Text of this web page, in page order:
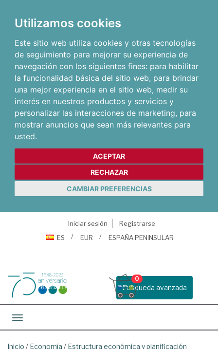
Utilizamos cookies
Este sitio web utiliza cookies y otras tecnologías
de seguimiento para mejorar su experiencia de
navegación con los siguientes fines: para habilitar
la funcionalidad básica del sitio web, para brindar
una mejor experiencia en el sitio web, medir su
interés en nuestros productos y servicios y
personalizar las interacciones de marketing, para
mostrar anuncios que sean más relevantes para
usted.
ACEPTAR
RECHAZAR
CAMBIAR PREFERENCIAS
Iniciar sesión
Registrarse
ES
EUR ESPAÑA PENINSULAR
Busqueda avanzada
0
Toggle navigation
Inicio / Economía / Estructura económica y planificación